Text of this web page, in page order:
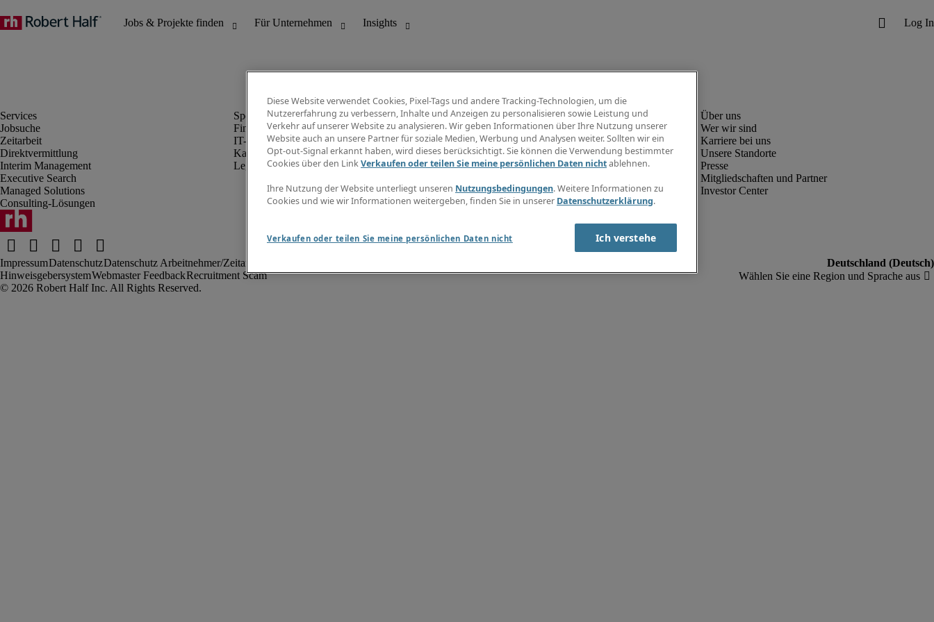
Jobsuche
Zeitarbeit
Direktvermittlung
Interim Management
Executive Search
Managed Solutions
Consulting-Lösungen
Finanz- & Rechnungswesen
IT-Bereich
Kaufmännischer Bereich
Legal
Info Center
Jobübersicht
Gehaltsübersicht
E-Learning
Wer wir sind
Karriere bei uns
Unsere Standorte
Presse
Mitgliedschaften und Partner
Investor Center
ImpressumDatenschutzDatenschutz Arbeitnehmer/Zeitarbeitskräfte
HinweisgebersystemWebmaster FeedbackRecruitment Scam
Diese Website verwendet Cookies, Pixel-Tags und andere Tracking-Technologien, um die
Nutzererfahrung zu verbessern, Inhalte und Anzeigen zu personalisieren sowie Leistung und
Verkehr auf unserer Website zu analysieren. Wir geben Informationen über Ihre Nutzung unserer
Website auch an unsere Partner für soziale Medien, Werbung und Analysen weiter. Sollten wir ein
Opt-out-Signal erkannt haben, wird dieses berücksichtigt. Sie können die Verwendung bestimmter
Cookies über den LinkVerkaufen oder teilen Sie meine persönlichen Daten nichtablehnen.
Ihre Nutzung der Website unterliegt unseren Nutzungsbedingungen. Weitere Informationen zu
Cookies und wie wir Informationen weitergeben, finden Sie in unserer Datenschutzerklärung.
Verkaufen oder teilen Sie meine persönlichen Daten nicht Ich verstehe